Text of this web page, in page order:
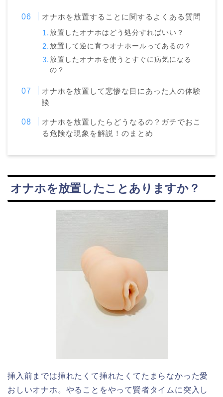
オナホを放置することに関するよくある質問
放置したオナホはどう処分すればいい？
放置して逆に育つオナホールってあるの？
放置したオナホを使うとすぐに病気になる
の？
オナホを放置して悲惨な目にあった人の体験
談
オナホを放置したらどうなるの？ガチでおこ
る危険な現象を解説！のまとめ
オナホを放置したことありますか？
挿入前までは挿れたくて挿れたくてたまらなかった愛
おしいオナホ。やることをやって賢者タイムに突入し